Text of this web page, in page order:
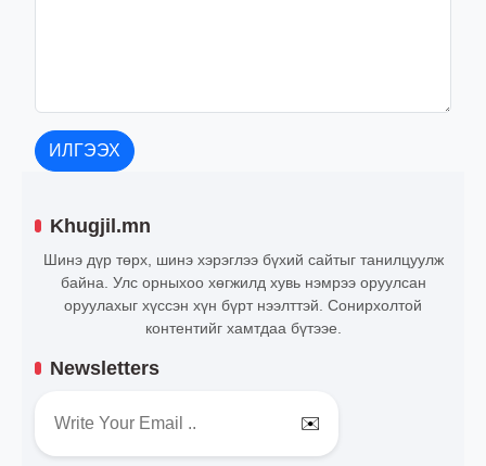
ИЛГЭЭХ
Khugjil.mn
Шинэ дүр төрх, шинэ хэрэглээ бүхий сайтыг танилцуулж
байна. Улс орныхоо хөгжилд хувь нэмрээ оруулсан
оруулахыг хүссэн хүн бүрт нээлттэй. Сонирхолтой
контентийг хамтдаа бүтээе.
Newsletters
✉️